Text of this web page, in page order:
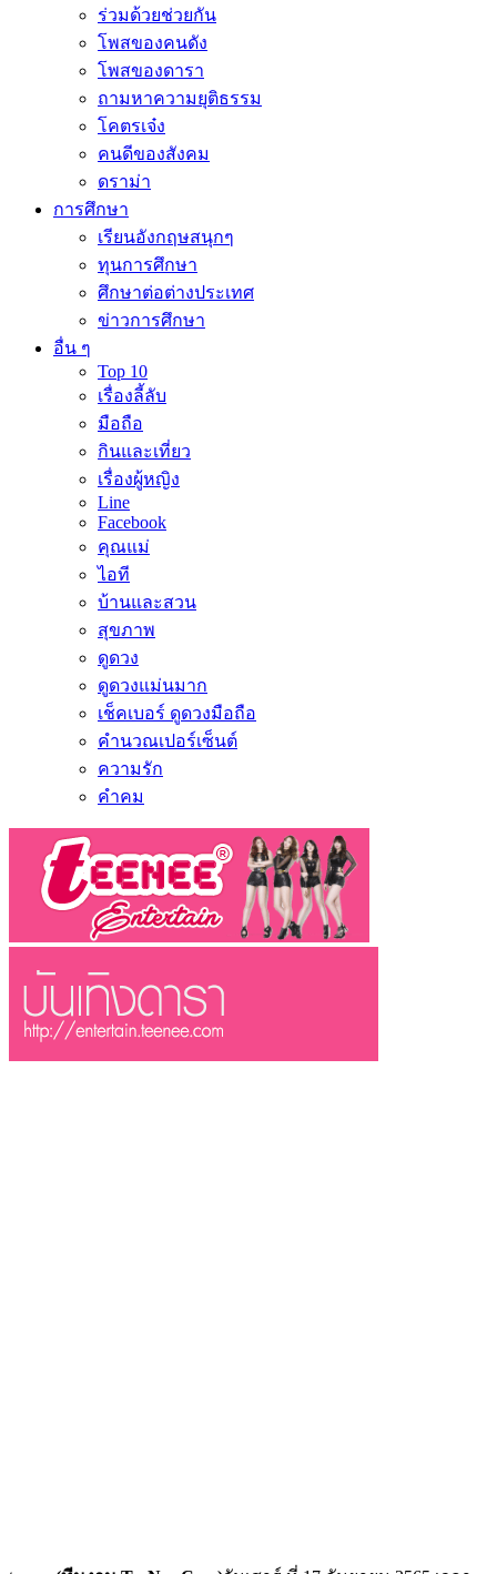
ร่วมด้วยช่วยกัน
โพสของคนดัง
โพสของดารา
ถามหาความยุติธรรม
โคตรเจ๋ง
คนดีของสังคม
ดราม่า
การศึกษา
เรียนอังกฤษสนุกๆ
ทุนการศึกษา
ศึกษาต่อต่างประเทศ
ข่าวการศึกษา
อื่น ๆ
Top 10
เรื่องลี้ลับ
มือถือ
กินและเที่ยว
เรื่องผู้หญิง
Line
Facebook
คุณแม่
ไอที
บ้านและสวน
สุขภาพ
ดูดวง
ดูดวงแม่นมาก
เช็คเบอร์ ดูดวงมือถือ
คำนวณเปอร์เซ็นต์
ความรัก
คำคม